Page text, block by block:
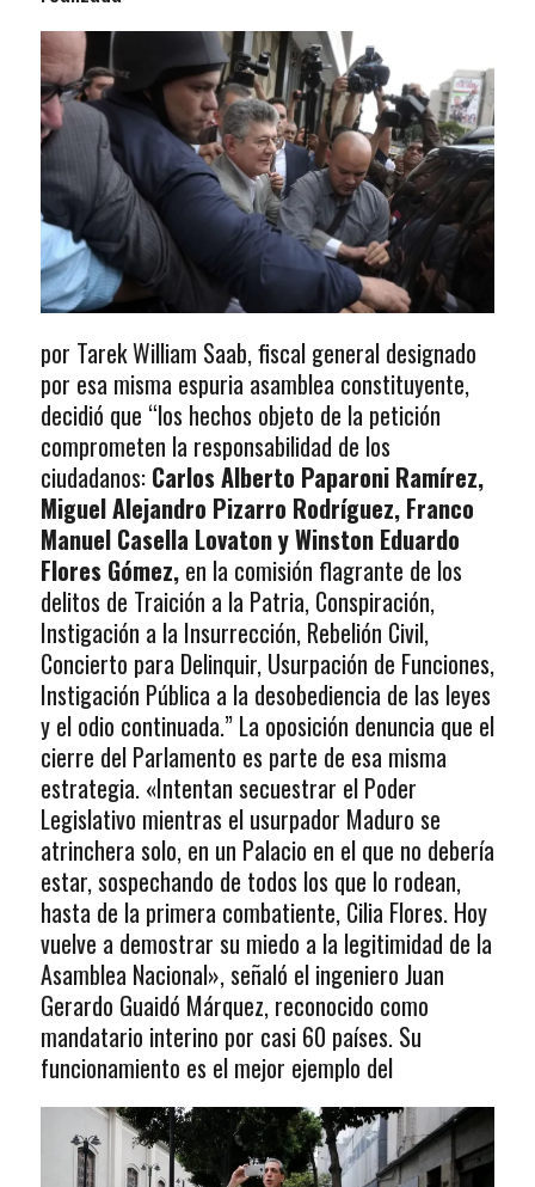
por Tarek William Saab, fiscal general designado
por esa misma espuria asamblea constituyente,
decidió que “los hechos objeto de la petición
comprometen la responsabilidad de los
ciudadanos: Carlos Alberto Paparoni Ramírez,
Miguel Alejandro Pizarro Rodríguez, Franco
Manuel Casella Lovaton y Winston Eduardo
Flores Gómez,en la comisión flagrante de los
delitos de Traición a la Patria, Conspiración,
Instigación a la Insurrección, Rebelión Civil,
Concierto para Delinquir, Usurpación de Funciones,
Instigación Pública a la desobediencia de las leyes
y el odio continuada.” La oposición denuncia que el
cierre del Parlamento es parte de esa misma
estrategia. «Intentan secuestrar el Poder
Legislativo mientras el usurpador Maduro se
atrinchera solo, en un Palacio en el que no debería
estar, sospechando de todos los que lo rodean,
hasta de la primera combatiente, Cilia Flores. Hoy
vuelve a demostrar su miedo a la legitimidad de la
Asamblea Nacional», señaló el ingeniero Juan
Gerardo Guaidó Márquez, reconocido como
mandatario interino por casi 60 países. Su
funcionamiento es el mejor ejemplo del